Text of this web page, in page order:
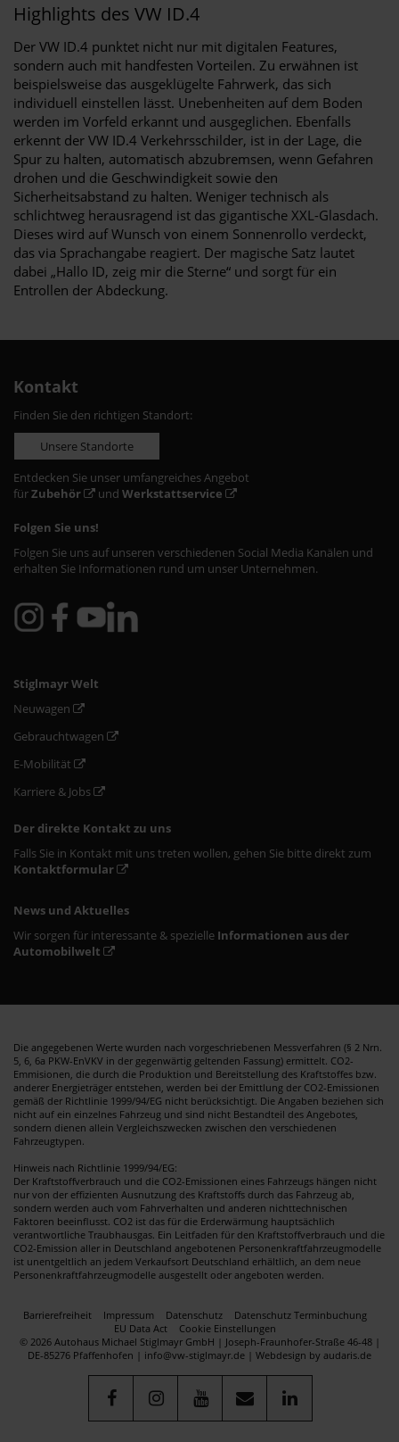
Highlights des VW ID.4
Der VW ID.4 punktet nicht nur mit digitalen Features,
sondern auch mit handfesten Vorteilen. Zu erwähnen ist
beispielsweise das ausgeklügelte Fahrwerk, das sich
individuell einstellen lässt. Unebenheiten auf dem Boden
werden im Vorfeld erkannt und ausgeglichen. Ebenfalls
erkennt der VW ID.4 Verkehrsschilder, ist in der Lage, die
Spur zu halten, automatisch abzubremsen, wenn Gefahren
drohen und die Geschwindigkeit sowie den
Sicherheitsabstand zu halten. Weniger technisch als
schlichtweg herausragend ist das gigantische XXL-Glasdach.
Dieses wird auf Wunsch von einem Sonnenrollo verdeckt,
das via Sprachangabe reagiert. Der magische Satz lautet
dabei „Hallo ID, zeig mir die Sterne“ und sorgt für ein
Entrollen der Abdeckung.
Kontakt
Finden Sie den richtigen Standort:
Unsere Standorte
Entdecken Sie unser umfangreiches Angebot
fürZubehör und Werkstattservice
Folgen Sie uns!
Folgen Sie uns auf unseren verschiedenen Social Media Kanälen und
erhalten Sie Informationen rund um unser Unternehmen.
Stiglmayr Welt
Neuwagen
Gebrauchtwagen
E-Mobilität
Karriere & Jobs
Der direkte Kontakt zu uns
Falls Sie in Kontakt mit uns treten wollen, gehen Sie bitte direkt zum
Kontaktformular
News und Aktuelles
Wir sorgen für interessante & spezielle Informationen aus der
Automobilwelt
Die angegebenen Werte wurden nach vorgeschriebenen Messverfahren (§ 2 Nrn.
5, 6, 6a PKW-EnVKV in der gegenwärtig geltenden Fassung) ermittelt. CO2-
Emmisionen, die durch die Produktion und Bereitstellung des Kraftstoffes bzw.
anderer Energieträger entstehen, werden bei der Emittlung der CO2-Emissionen
gemäß der Richtlinie 1999/94/EG nicht berücksichtigt. Die Angaben beziehen sich
nicht auf ein einzelnes Fahrzeug und sind nicht Bestandteil des Angebotes,
sondern dienen allein Vergleichszwecken zwischen den verschiedenen
Fahrzeugtypen.
Hinweis nach Richtlinie 1999/94/EG:
Der Kraftstoffverbrauch und die CO2-Emissionen eines Fahrzeugs hängen nicht
nur von der effizienten Ausnutzung des Kraftstoffs durch das Fahrzeug ab,
sondern werden auch vom Fahrverhalten und anderen nichttechnischen
Faktoren beeinflusst. CO2 ist das für die Erderwärmung hauptsächlich
verantwortliche Traubhausgas. Ein Leitfaden für den Kraftstoffverbrauch und die
CO2-Emission aller in Deutschland angebotenen Personenkraftfahrzeugmodelle
ist unentgeltlich an jedem Verkaufsort Deutschland erhältlich, an dem neue
Personenkraftfahrzeugmodelle ausgestellt oder angeboten werden.
Barrierefreiheit Impressum Datenschutz
Datenschutz Terminbuchung
EU Data Act
Cookie Einstellungen
© 2026 Autohaus Michael Stiglmayr GmbH | Joseph-Fraunhofer-Straße 46-48 |
DE-85276 Pfaffenhofen | info@vw-stiglmayr.de | Webdesign by audaris.de